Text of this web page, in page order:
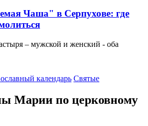
Чаша" в Серпухове: где
– мужской и женский - оба
календарь Святые
Марии по церковному